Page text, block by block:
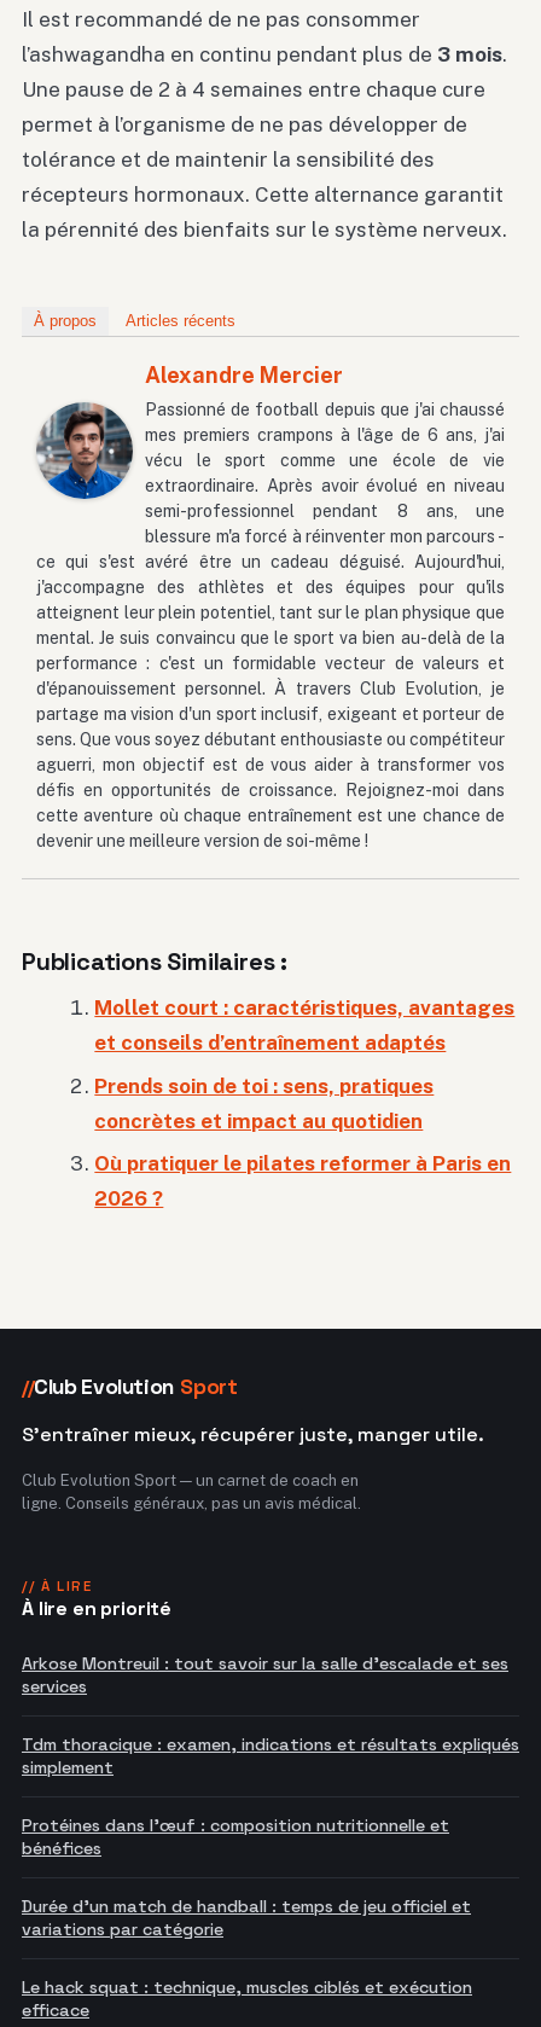
Il est recommandé de ne pas consommer
l’ashwagandha en continu pendant plus de 3 mois.
Une pause de 2 à 4 semaines entre chaque cure
permet à l’organisme de ne pas développer de
tolérance et de maintenir la sensibilité des
récepteurs hormonaux. Cette alternance garantit
la pérennité des bienfaits sur le système nerveux.
À propos Articles récents
Alexandre Mercier
Passionné de football depuis que j'ai chaussé
mes premiers crampons à l'âge de 6 ans, j'ai
vécu le sport comme une école de vie
extraordinaire. Après avoir évolué en niveau
semi-professionnel pendant 8 ans, une
blessure m'a forcé à réinventer mon parcours -
ce qui s'est avéré être un cadeau déguisé. Aujourd'hui,
j'accompagne des athlètes et des équipes pour qu'ils
atteignent leur plein potentiel, tant sur le plan physique que
mental. Je suis convaincu que le sport va bien au-delà de la
performance : c'est un formidable vecteur de valeurs et
d'épanouissement personnel. À travers Club Evolution, je
partage ma vision d'un sport inclusif, exigeant et porteur de
sens. Que vous soyez débutant enthousiaste ou compétiteur
aguerri, mon objectif est de vous aider à transformer vos
défis en opportunités de croissance. Rejoignez-moi dans
cette aventure où chaque entraînement est une chance de
devenir une meilleure version de soi-même !
Publications Similaires :
Mollet court : caractéristiques, avantages
et conseils d’entraînement adaptés
Prends soin de toi : sens, pratiques
concrètes et impact au quotidien
Où pratiquer le pilates reformer à Paris en
2026 ?
//Club Evolution Sport
S'entraîner mieux, récupérer juste, manger utile.
Club Evolution Sport — un carnet de coach en
ligne. Conseils généraux, pas un avis médical.
// À LIRE
À lire en priorité
Arkose Montreuil : tout savoir sur la salle d'escalade et ses
services
Tdm thoracique : examen, indications et résultats expliqués
simplement
Protéines dans l'œuf : composition nutritionnelle et
bénéfices
Durée d'un match de handball : temps de jeu officiel et
variations par catégorie
Le hack squat : technique, muscles ciblés et exécution
efficace